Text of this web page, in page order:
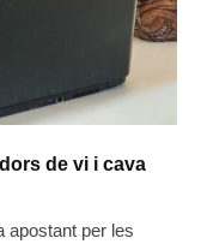
de vi i cava
apostant per les